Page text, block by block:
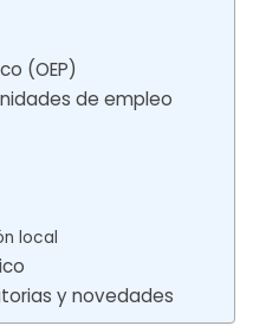
(OEP)
de empleo
local
y novedades